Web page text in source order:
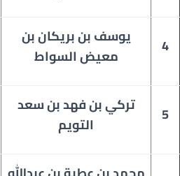
4
يوسف بن بريكان بن
معيض السواط
5
تركي بن فهد بن سعد
التويم